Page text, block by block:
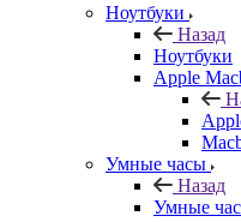
Ноутбуки
Назад
Ноутбуки
Apple
Умные часы
Назад
Умные